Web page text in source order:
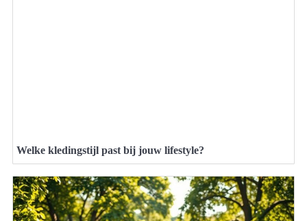
Welke kledingstijl past bij jouw lifestyle?